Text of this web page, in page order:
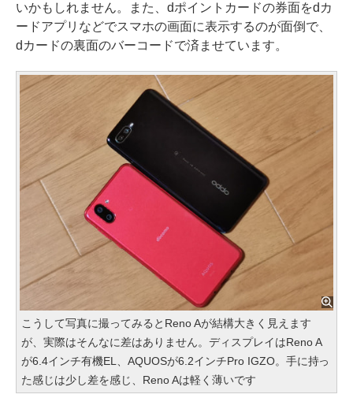
いかもしれません。また、dポイントカードの券面をdカ
ードアプリなどでスマホの画面に表示するのが面倒で、
dカードの裏面のバーコードで済ませています。
こうして写真に撮ってみるとReno Aが結構大きく見えます
が、実際はそんなに差はありません。ディスプレイはReno A
が6.4インチ有機EL、AQUOSが6.2インチPro IGZO。手に持っ
た感じは少し差を感じ、Reno Aは軽く薄いです